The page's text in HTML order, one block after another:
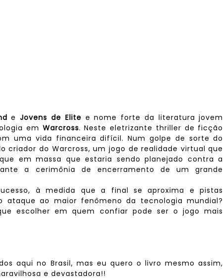
eJovens de Elite e nome forte da literatura jovem
em Warcross. Neste eletrizante thriller de ficção
uma vida financeira difícil. Num golpe de sorte do
do Warcross, um jogo de realidade virtual que
em massa que estaria sendo planejado contra a
a cerimônia de encerramento de um grande
à medida que a final se aproxima e pistas
ao maior fenômeno da tecnologia mundial?
escolher em quem confiar pode ser o jogo mais
aqui no Brasil, mas eu quero o livro mesmo assim,
e devastadora!!